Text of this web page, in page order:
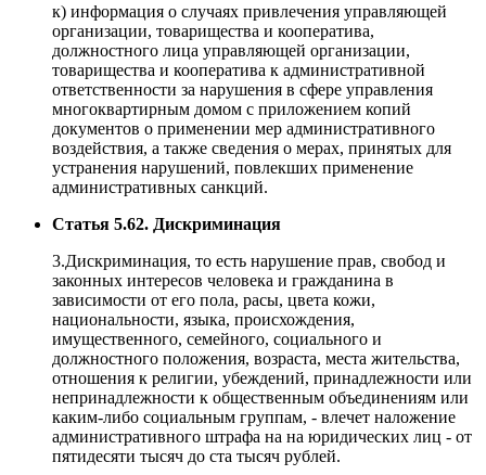
к) информация о случаях привлечения управляющей
организации, товарищества и кооператива,
должностного лица управляющей организации,
товарищества и кооператива к административной
ответственности за нарушения в сфере управления
многоквартирным домом с приложением копий
документов о применении мер административного
воздействия, а также сведения о мерах, принятых для
устранения нарушений, повлекших применение
административных санкций.
Статья 5.62. Дискриминация
3.Дискриминация, то есть нарушение прав, свобод и
законных интересов человека и гражданина в
зависимости от его пола, расы, цвета кожи,
национальности, языка, происхождения,
имущественного, семейного, социального и
должностного положения, возраста, места жительства,
отношения к религии, убеждений, принадлежности или
непринадлежности к общественным объединениям или
каким-либо социальным группам, - влечет наложение
административного штрафа на на юридических лиц - от
пятидесяти тысяч до ста тысяч рублей.